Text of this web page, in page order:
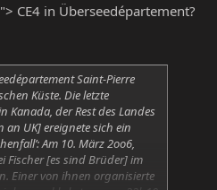
CE4 in Überseedépartement?
Saint-Pierre
Küste. Die letzte
Kanada, der Rest des Landes
UK] ereignete sich ein
Am 10. März 2oo6,
Fischer [es sind Brüder] im
Einer von ihnen organisierte